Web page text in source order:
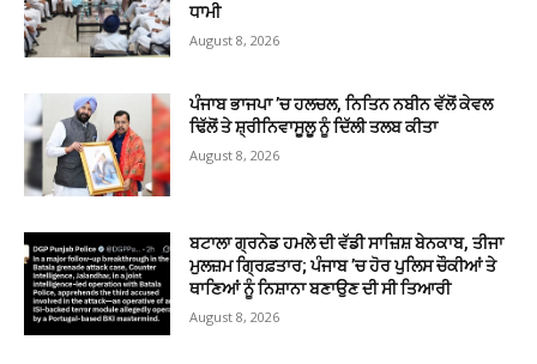
ਧਾਮੀ
August 8, 2026
ਪੰਜਾਬ ਭਾਜਪਾ ’ਚ ਹਲਚਲ, ਨਿਤਿਨ ਨਬੀਨ ਵੱਲੋਂ ਕੇਵਲ
ਢਿੱਲੋਂ ਤੇ ਸ਼੍ਰੀਨਿਵਾਸੂਲੂ ਨੂੰ ਦਿੱਲੀ ਤਲਬ ਕੀਤਾ
August 8, 2026
ਬਟਾਲਾ ਗ੍ਰਨੇਡ ਹਮਲੇ ਦੀ ਵੱਡੀ ਸਾਜ਼ਿਸ਼ ਬੇਨਕਾਬ, ਤੀਜਾ
ਮੁਲਜ਼ਮ ਗ੍ਰਿਫ਼ਤਾਰ; ਪੰਜਾਬ ’ਚ ਹੋਰ ਪੁਲਿਸ ਚੌਕੀਆਂ ਤੇ
ਥਾਣਿਆਂ ਨੂੰ ਨਿਸ਼ਾਨਾ ਬਣਾਉਣ ਦੀ ਸੀ ਤਿਆਰੀ
August 8, 2026